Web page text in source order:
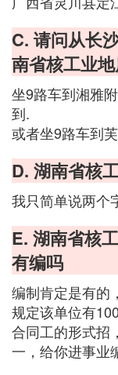
C. 请问从长
南省核工业
坐9路车到湘雅
到.
或者坐9路车到
D. 湖南省核
我只简单说两个
E. 湖南省核
有编吗
编制肯定是有的
规定该单位有
合同工的形式招
一，给你进事业